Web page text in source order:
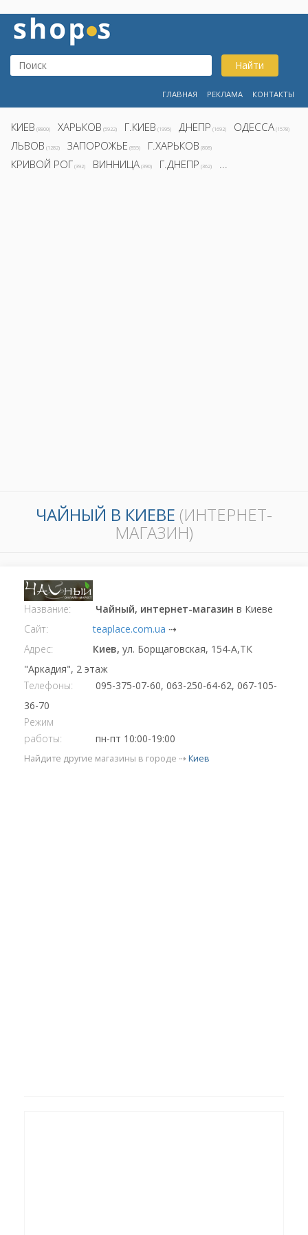
Найти
ГЛАВНАЯ РЕКЛАМА КОНТАКТЫ
КИЕВ (8800) ХАРЬКОВ (5922) Г.КИЕВ (1995) ДНЕПР (1692) ОДЕССА (1578)
ЛЬВОВ (1282) ЗАПОРОЖЬЕ (855) Г.ХАРЬКОВ (808)
КРИВОЙ РОГ (392) ВИННИЦА (390) Г.ДНЕПР (362) ...
ЧАЙНЫЙ В КИЕВЕ (ИНТЕРНЕТ-
МАГАЗИН)
Название: Чайный, интернет-магазин в Киеве
Сайт:
teaplace.com.ua ⇢
Адрес:
Киев, ул. Борщаговская, 154-А,ТК
"Аркадия", 2 этаж
Телефоны:
095-375-07-60, 063-250-64-62, 067-105-
36-70
Режим
работы:
пн-пт 10:00-19:00
Найдите другие магазины в городе ⇢ Киев